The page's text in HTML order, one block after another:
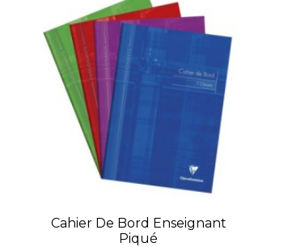
Cahier De Bord Enseignant
Piqué